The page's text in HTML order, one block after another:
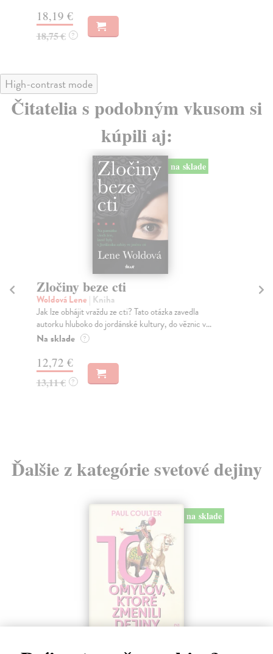
18,19 €
18,75 € ?
High-contrast mode
Čitatelia s podobným vkusom si
kúpili aj:
na sklade
Zločiny beze cti
Woldová Lene | Kniha
Jak lze obhájit vraždu ze cti? Tato otázka zavedla
autorku hluboko do jordánské kultury, do věznic v...
Na sklade ?
12,72 €
13,11 € ?
Ďalšie z kategórie svetové dejiny
na sklade